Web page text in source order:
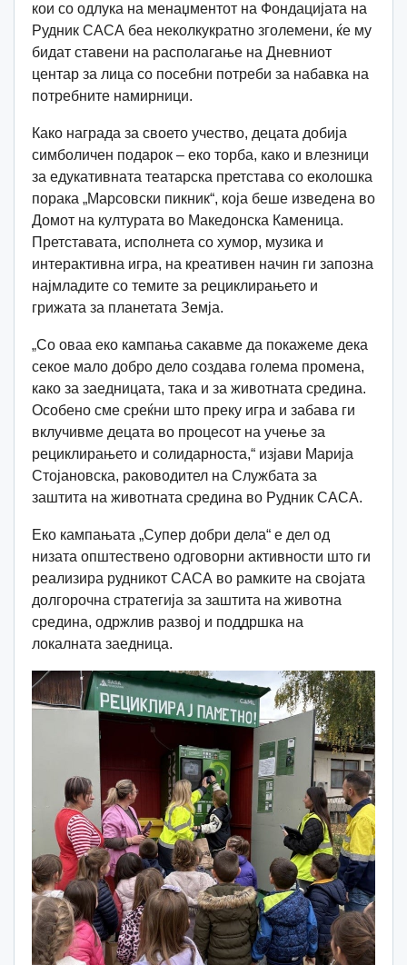
кои со одлука на менаџментот на Фондацијата на
Рудник САСА беа неколкукратно зголемени, ќе му
бидат ставени на располагање на Дневниот
центар за лица со посебни потреби за набавка на
потребните намирници.
Како награда за своето учество, децата добија
симболичен подарок – еко торба, како и влезници
за едукативната театарска претстава со еколошка
порака „Марсовски пикник“, која беше изведена во
Домот на културата во Македонска Каменица.
Претставата, исполнета со хумор, музика и
интерактивна игра, на креативен начин ги запозна
најмладите со темите за рециклирањето и
грижата за планетата Земја.
„Со оваа еко кампања сакавме да покажеме дека
секое мало добро дело создава голема промена,
како за заедницата, така и за животната средина.
Особено сме среќни што преку игра и забава ги
вклучивме децата во процесот на учење за
рециклирањето и солидарноста,“ изјави Марија
Стојановска, раководител на Службата за
заштита на животната средина во Рудник САСА.
Еко кампањата „Супер добри дела“ е дел од
низата општествено одговорни активности што ги
реализира рудникот САСА во рамките на својата
долгорочна стратегија за заштита на животна
средина, одржлив развој и поддршка на
локалната заедница.